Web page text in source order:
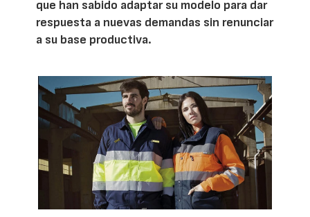
que han sabido adaptar su modelo para dar
respuesta a nuevas demandas sin renunciar
a su base productiva.